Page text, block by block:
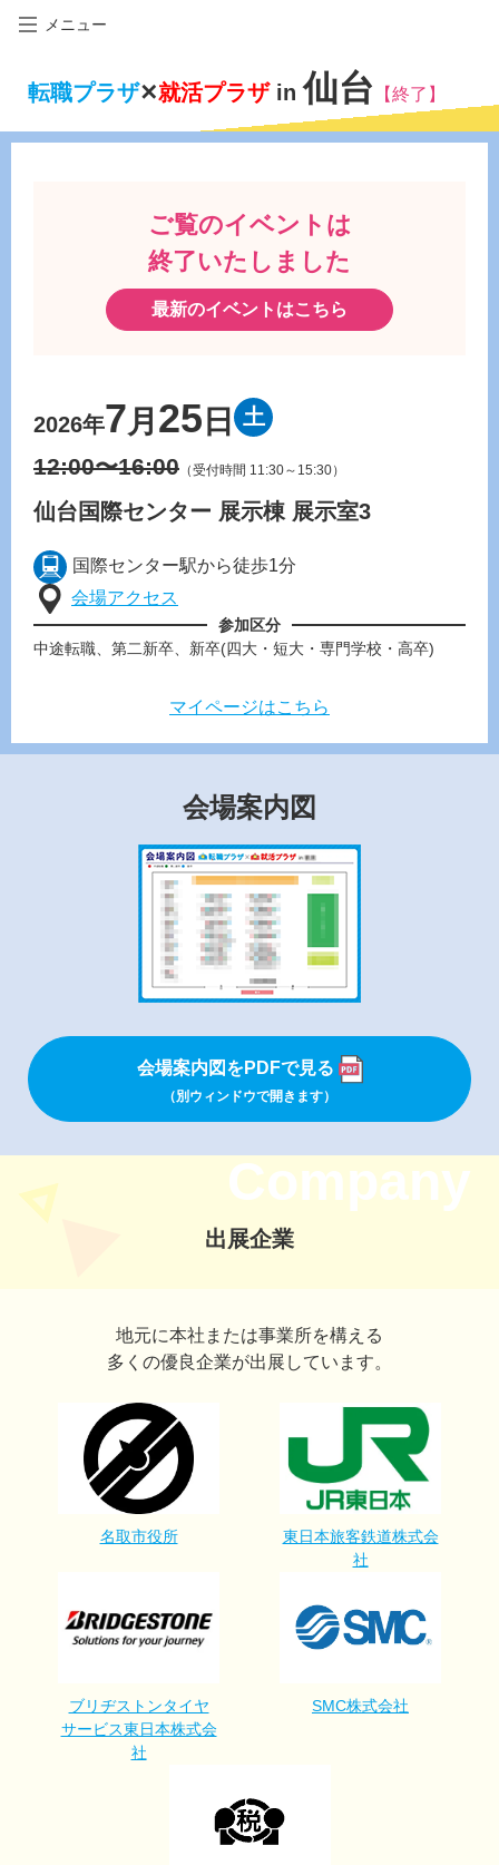
メニュー
転職プラザ✕就活プラザin仙台 【終了】
ご覧のイベントは
終了いたしました
最新のイベントはこちら
2026年7月 25 日 土
12:00〜16:00 （受付時間 11:30～15:30）
仙台国際センター 展示棟 展示室3
国際センター駅から徒歩1分
会場アクセス
参加区分
中途転職、第二新卒、新卒(四大・短大・専門学校・高卒)
マイページはこちら
会場案内図
会場案内図をPDFで見る
（別ウィンドウで開きます）
Company
出展企業
地元に本社または事業所を構える
多くの優良企業が出展しています。
名取市役所
東日本旅客鉄道株式会
社
ブリヂストンタイヤ
サービス東日本株式会
社
SMC株式会社